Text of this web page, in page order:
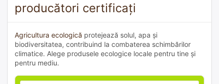
producători certificați
Agricultura ecologică protejează solul, apa și
biodiversitatea, contribuind la combaterea schimbărilor
climatice. Alege produsele ecologice locale pentru tine și
pentru mediu.